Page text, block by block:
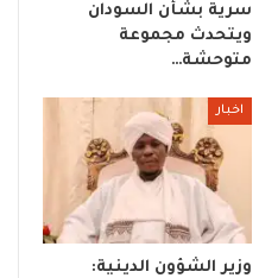
سرية بشأن السودان
ويتحدث مجموعة
متوحشة…
اخبار
وزير الشؤون الدينية: